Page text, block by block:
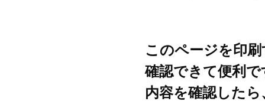
このページを印
確認できて便利で
内容を確認した